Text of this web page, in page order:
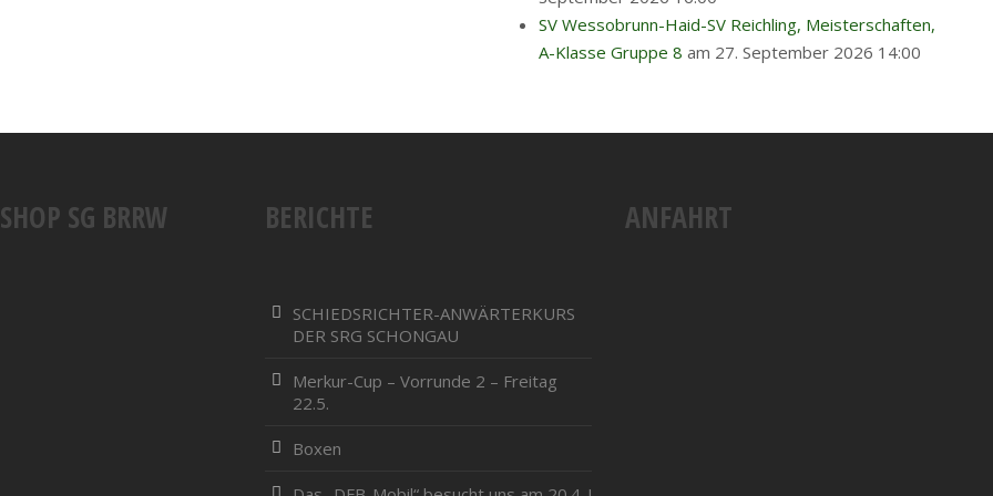
SV Wessobrunn-Haid-SV Reichling, Meisterschaften,
A-Klasse Gruppe 8 am 27. September 2026 14:00
SG BRRW BERICHTE
SCHIEDSRICHTER-ANWÄRTERKURS
DER SRG SCHONGAU
Merkur-Cup – Vorrunde 2 – Freitag
22.5.
Boxen
ANFAHRT